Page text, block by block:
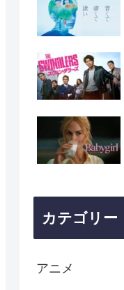
カテゴリー
アニメ